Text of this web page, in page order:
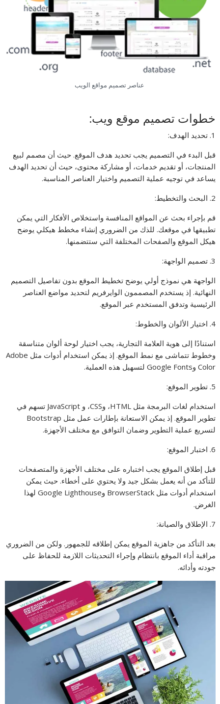
عناصر تصميم مواقع الويب
خطوات تصميم موقع ويب:
1. تحديد الهدف:
قبل البدء في التصميم يجب تحديد هدف الموقع. حيث أن مصمم لبيع
المنتجات، أو تقديم خدمات، أو مشاركة محتوى، حيث أن تحديد الهدف
يساعد في توجيه عملية التصميم واختيار العناصر المناسبة.
2. البحث والتخطيط:
قم بإجراء بحث عن المواقع المنافسة واستخلاص الأفكار التي يمكن
تطبيقها في موقعك. للذك من الضروري إنشاء مخطط هيكلي يوضح
هيكل الموقع والصفحات المختلفة التي ستتضمنها.
3. تصميم الواجهة:
الواجهة هي نموذج أولي يوضح تخطيط الموقع بدون تفاصيل التصميم
النهائية. إذ يستخدم المصممون الوايرفريم لتحديد مواضع العناصر
الرئيسية وتدفق المستخدم عبر الموقع.
4. اختيار الألوان والخطوط:
استنادًا إلى هوية العلامة التجارية، يجب اختيار لوحة ألوان متناسقة
وخطوط تتماشى مع نمط الموقع. إذ يمكن استخدام أدوات مثل Adobe
Color وGoogle Fonts لتسهيل هذه العملية.
5. تطوير الموقع:
استخدام لغات البرمجة مثل HTML، وCSS، و JavaScript تسهم في
تطوير الموقع. إذ يمكن الاستعانة بإطارات عمل مثل Bootstrap
لتسريع عملية التطوير وضمان التوافق مع مختلف الأجهزة.
6. اختبار الموقع:
قبل إطلاق الموقع يجب اختباره على مختلف الأجهزة والمتصفحات
للتأكد من أنه يعمل بشكل جيد ولا يحتوي على أخطاء. حيث يمكن
استخدام أدوات مثل BrowserStack وGoogle Lighthouse لهذا
الغرض.
7. الإطلاق والصيانة:
بعد التأكد من جاهزية الموقع يمكن إطلاقه للجمهور. ولكن من الضروري
مراقبة أداء الموقع بانتظام وإجراء التحديثات اللازمة للحفاظ على
جودته وأدائه.